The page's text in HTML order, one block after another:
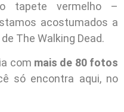
tapete vermelho –
acostumados a
The Walking Dead.
com mais de 80 fotos
só encontra aqui, no